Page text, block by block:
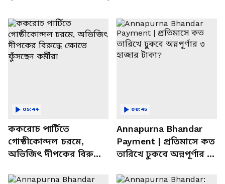
ককরোচ পার্টিতে
গোষ্ঠীকোন্দল চরমে,
অভিজিৎ দীপকের বিরুদ্ধে
05:44
Annapurna Bhandar
Payment | প্রতিমাসে কত
তারিখে ঢুকবে অন্নপূর্ণার ৩
08:45